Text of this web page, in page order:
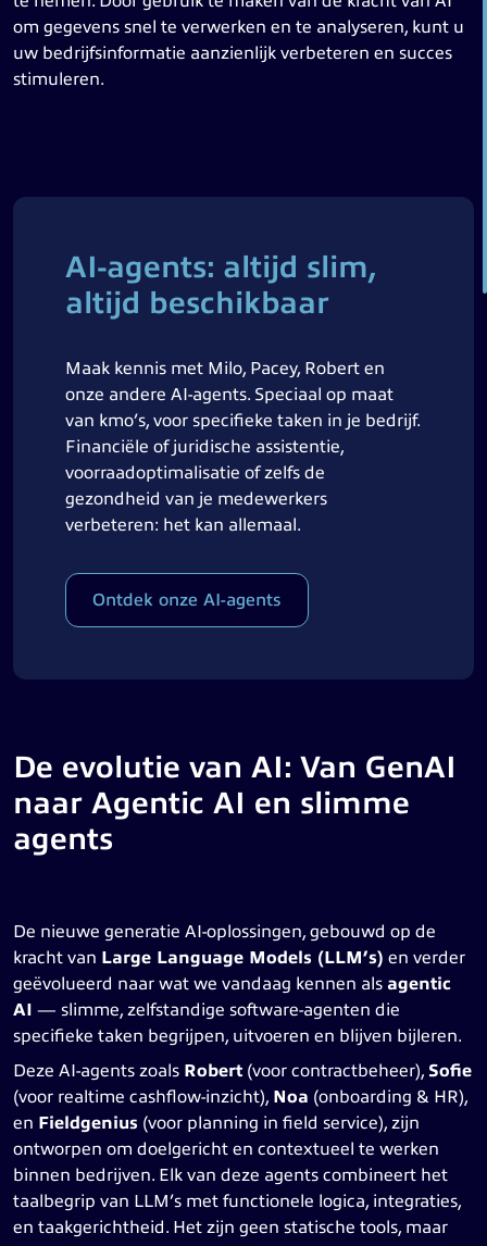
om gegevens snel te verwerken en te analyseren, kunt u
uw bedrijfsinformatie aanzienlijk verbeteren en succes
stimuleren.
AI-agents: altijd slim,
altijd beschikbaar
Maak kennis met Milo, Pacey, Robert en
onze andere AI-agents. Speciaal op maat
van kmo’s, voor specifieke taken in je bedrijf.
Financiële of juridische assistentie,
voorraadoptimalisatie of zelfs de
gezondheid van je medewerkers
verbeteren: het kan allemaal.
Ontdek onze AI-agents
De evolutie van AI: Van GenAI
naar Agentic AI en slimme
agents
De nieuwe generatie AI-oplossingen, gebouwd op de
kracht van Large Language Models (LLM’s) en verder
geëvolueerd naar wat we vandaag kennen als agentic
AI — slimme, zelfstandige software-agenten die
specifieke taken begrijpen, uitvoeren en blijven bijleren.
Deze AI-agents zoals Robert (voor contractbeheer), Sofie
(voor realtime cashflow-inzicht), Noa (onboarding & HR),
en Fieldgenius (voor planning in field service), zijn
ontworpen om doelgericht en contextueel te werken
binnen bedrijven. Elk van deze agents combineert het
taalbegrip van LLM’s met functionele logica, integraties,
en taakgerichtheid. Het zijn geen statische tools, maar